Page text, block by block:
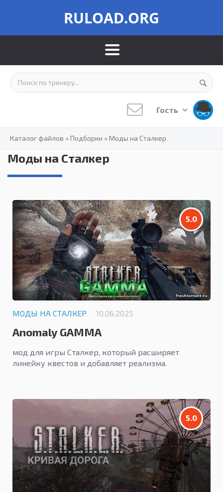
RULOAD.ORG
Гость
Каталог файлов »Подборки »Моды на Сталкер
Моды на Сталкер
5.0
МОДЫ НА СТАЛКЕР 10.06.2025
Anomaly GAMMA
мод для игры Сталкер, который расширяет
линейку квестов и добавляет реализма.
5.0